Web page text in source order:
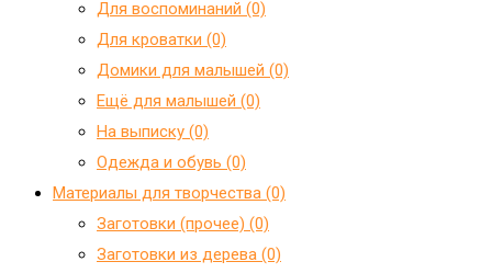
Для воспоминаний (0)
Для кроватки (0)
Домики для малышей (0)
Ещё для малышей (0)
На выписку (0)
Одежда и обувь (0)
Материалы для творчества (0)
Заготовки (прочее) (0)
Заготовки из дерева (0)